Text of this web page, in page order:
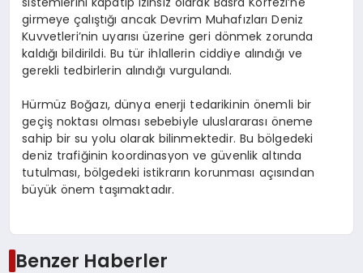
girmeye çalıştığı ancak Devrim Muhafızları Deniz
Kuvvetleri’nin uyarısı üzerine geri dönmek zorunda
kaldığı bildirildi. Bu tür ihlallerin ciddiye alındığı ve
gerekli tedbirlerin alındığı vurgulandı.
Hürmüz Boğazı, dünya enerji tedarikinin önemli bir
geçiş noktası olması sebebiyle uluslararası öneme
sahip bir su yolu olarak bilinmektedir. Bu bölgedeki
deniz trafiğinin koordinasyon ve güvenlik altında
tutulması, bölgedeki istikrarın korunması açısından
büyük önem taşımaktadır.
Benzer Haberler